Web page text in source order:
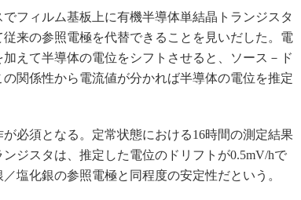
フィルム基板上に有機半導体単結晶トランジスタ
来の参照電極を代替できることを見いだした。電
えて半導体の電位をシフトさせると、ソース－ド
関係性から電流値が分かれば半導体の電位を推定
必須となる。定常状態における16時間の測定結果
ジスタは、推定した電位のドリフトが0.5mV/hで
塩化銀の参照電極と同程度の安定性だという。